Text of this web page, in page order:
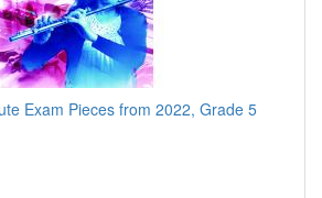
Exam Pieces from 2022, Grade 5